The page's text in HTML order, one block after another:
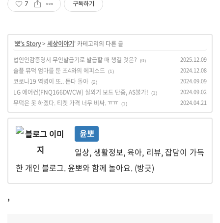
7 구독하기
'뽀's Story> 세상이야기' 카테고리의 다른 글
법인인감증명서 무인발급기로 발급할 때 챙길 것은?
(0) 2025.12.09
솔플 뮤덕 엄마를 둔 초4와의 에피소드 (1) 2024.12.08
코로나19 역병이 또.. 돈다 돌아 (2) 2024.09.09
LG 에어컨(FNQ166DWCW) 실외기 보드 단종, AS불가! (1) 2024.09.02
뮤덕은 못 하겠다. 티켓 가격 너무 비싸. ㅠㅠ (1) 2024.04.21
윤뽀
일상, 생활정보, 육아, 리뷰, 잡담이 가득
한 개인 블로그. 윤뽀와 함께 놀아요. (방긋)
,